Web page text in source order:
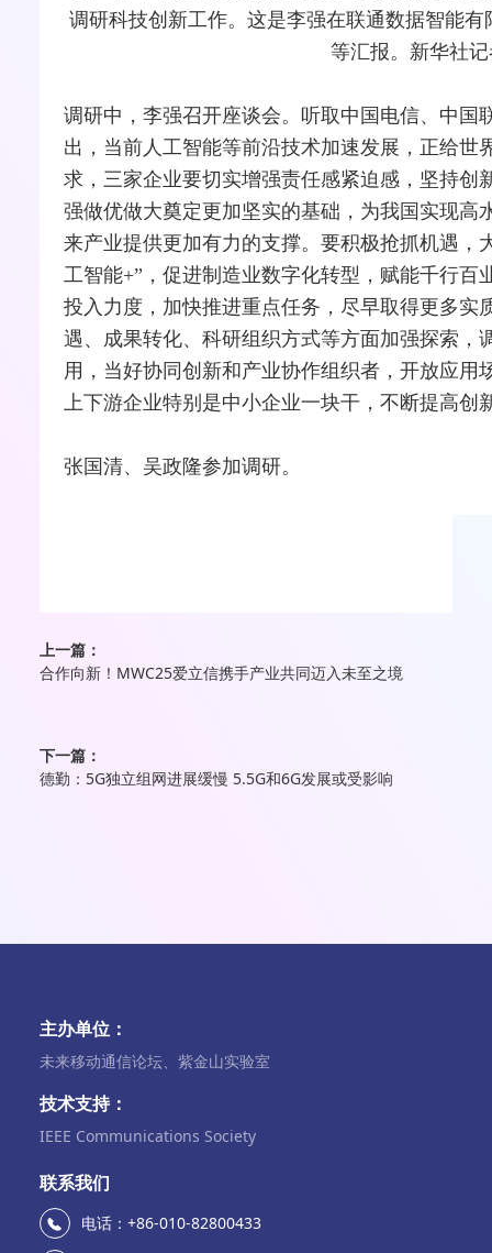
调研科技创新工作。这是李强在联通数据智能
等汇报。新华社
调研中，李强召开座谈会。听取中国电信、中国
出，当前人工智能等前沿技术加速发展，正给世
求，三家企业要切实增强责任感紧迫感，坚持创
强做优做大奠定更加坚实的基础，为我国实现高
来产业提供更加有力的支撑。要积极抢抓机遇，
工智能+”，促进制造业数字化转型，赋能千行
投入力度，加快推进重点任务，尽早取得更多实
遇、成果转化、科研组织方式等方面加强探索，
用，当好协同创新和产业协作组织者，开放应
上下游企业特别是中小企业一块干，不断提高
张国清、吴政隆参加调研。
上一篇：
合作向新！MWC25爱立信携手产业共同迈入未至之境
下一篇：
德勤：5G独立组网进展缓慢 5.5G和6G发展或受影响
主办单位：
未来移动通信论坛、紫金山实验室
技术支持：
IEEE Communications Society
联系我们
电话：+86-010-82800433